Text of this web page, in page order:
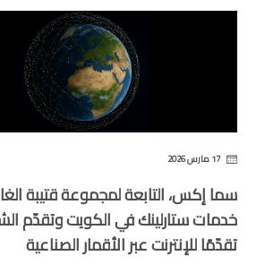
17 مارس 2026
سما إكس، التابعة لمجموعة قتيبة
خدمات ستارلينك في الكويت وتقدّم
تقدّمًا للإنترنت عبر الأقمار الصناعية